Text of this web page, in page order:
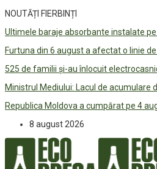
NOUTĂȚI FIERBINȚI
Ultimele baraje absorbante instalate
Furtuna din 6 august a afectat o linie
525 de familii și-au înlocuit
Ministrul Mediului: Lacul de acumulare
Republica Moldova a cumpărat pe 4
8 august 2026